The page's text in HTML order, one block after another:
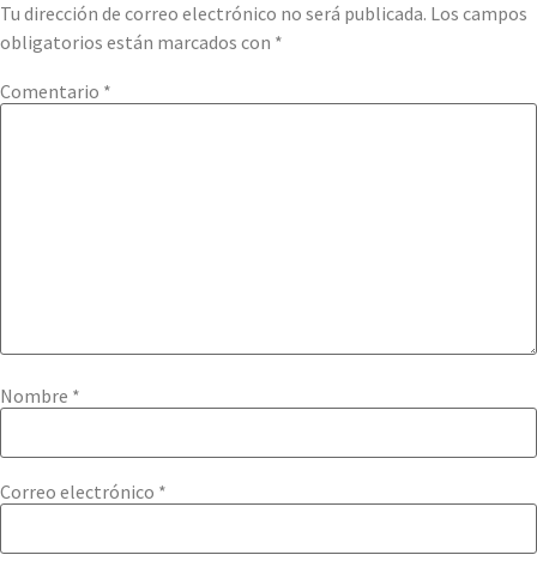
Tu dirección de correo electrónico no será publicada. Los campos
obligatorios están marcados con *
Comentario *
Nombre *
Correo electrónico *